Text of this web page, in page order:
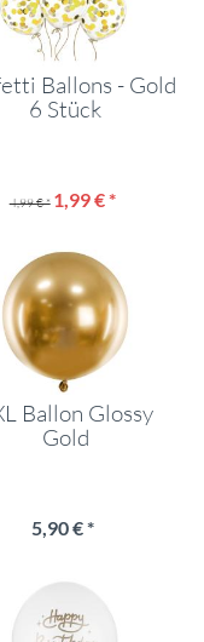
Ballons - Gold
6 Stück
4,99 € * 1,99 € *
Ballon Glossy
Gold
5,90 € *